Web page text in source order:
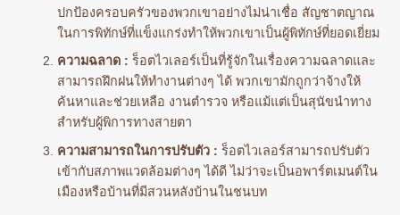
ปกป้องครอบครัวของพวกเขาอย่างไม่น่าเชื่อ สัญชาตญาณ
ในการพิทักษ์ที่แข็งแกร่งทำให้พวกเขาเป็นผู้พิทักษ์ที่ยอดเยี่ยม
ความฉลาด : ร็อตไวเลอร์เป็นที่รู้จักในเรื่องความฉลาดและ
สามารถฝึกฝนให้ทำงานต่างๆ ได้ พวกเขามักถูกว่าจ้างให้
ค้นหาและช่วยเหลือ งานตำรวจ หรือแม้แต่เป็นสุนัขนำทาง
สำหรับผู้พิการทางสายตา
ความสามารถในการปรับตัว : ร็อตไวเลอร์สามารถปรับตัว
เข้ากับสภาพแวดล้อมต่างๆ ได้ดี ไม่ว่าจะเป็นอพาร์ตเมนต์ใน
เมืองหรือบ้านที่มีสวนหลังบ้านในชนบท